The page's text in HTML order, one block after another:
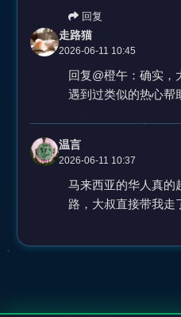
回复
走路猫
2026-06-11 10:45
回复@橙午：确实，
遇到过类似的热心帮
温言
2026-06-11 10:37
马来西亚的华人真的
路，大叔直接带我走